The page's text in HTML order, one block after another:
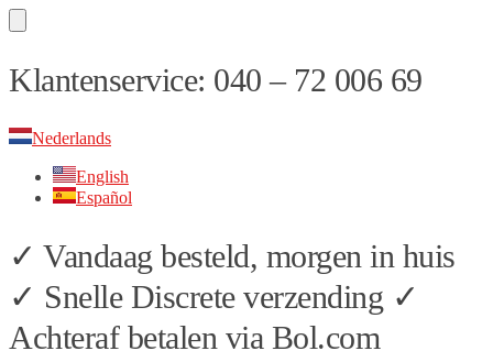
Skip
to
Skip
to
Klantenservice: 040 – 72 006 69
Nederlands
English
Español
✓ Vandaag besteld, morgen in huis
✓ Snelle Discrete verzending ✓
Achteraf betalen via Bol.com